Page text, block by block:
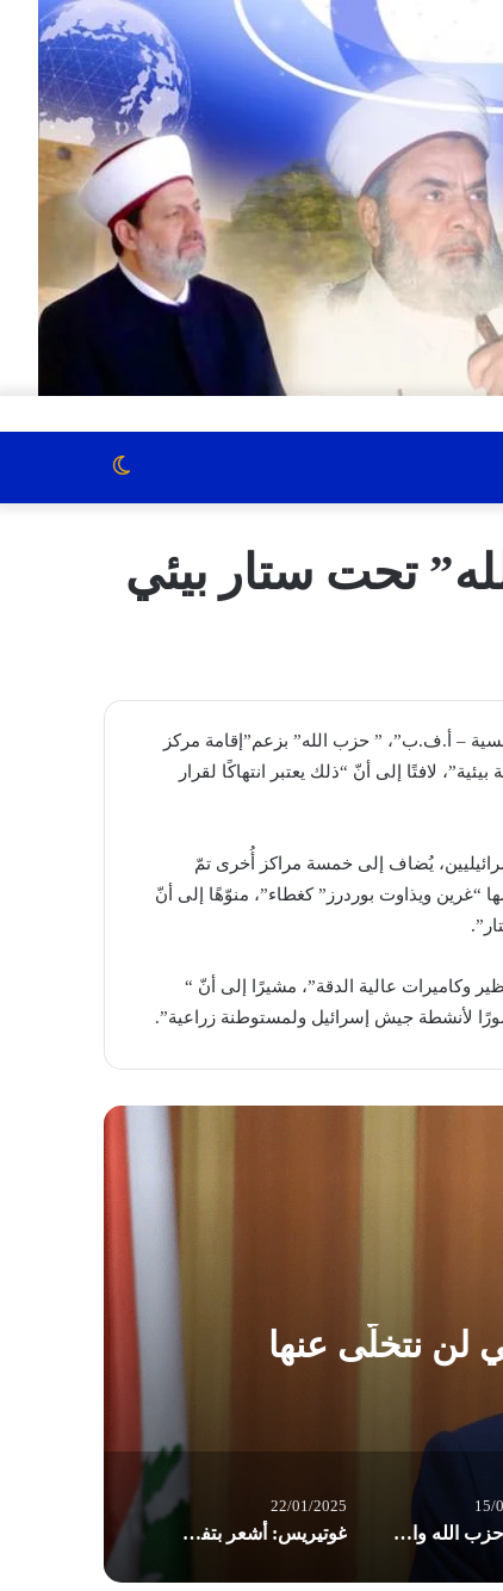
تحت ستار بيئي
– أ.ف.ب”، ” ​حزب الله​” بزعم”إقامة مركز
لافتًا إلى أنّ “ذلك يعتبر انتهاكًا لقرار
يُضاف إلى خمسة مراكز أُخرى تمّ
إسمها “غرين ويذاوت بوردرز” كغطاء”، منوّهًا إلى أنّ
وكاميرات عالية الدقة”، مشيرًا إلى أنّ “​
لأنشطة جيش إسرائيل ولمستوطنة زراعية”.
لن نتخلّى عنها
15/
عون: حزب الله واعٍ لمصلحة لبنان وهناك رسائل متبادَلة معه لمقاربة حصرية السلاح
22/01/2025
غوتيريس: أشعر بتفاؤل حيال لبنان لكن لا يوجد ضمان لاستمرار وقف إطلاق النار